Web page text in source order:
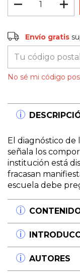
Envío gratis
Entregas para el CP:
Envío gratis
No sé mi código
El diagnóstico de
señala los
institución está
fracasan
escuela debe
Aportes de la
Vigotsky al
niños con
Silvia Dubrovsky
"Los llamados
vamos aAUTORES